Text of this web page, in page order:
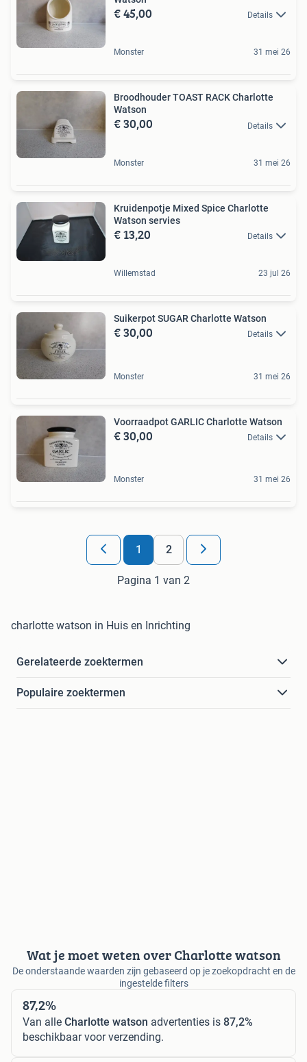
€ 45,00 Details
Monster 31 mei 26
Broodhouder TOAST RACK Charlotte
Watson
€ 30,00 Details
Monster 31 mei 26
Kruidenpotje Mixed Spice Charlotte
Watson servies
€ 13,20 Details
Willemstad 23 jul 26
Suikerpot SUGAR Charlotte Watson
€ 30,00 Details
Monster 31 mei 26
Voorraadpot GARLIC Charlotte Watson
€ 30,00 Details
Monster 31 mei 26
1 2
Pagina 1 van 2
charlotte watson in Huis en Inrichting
Gerelateerde zoektermen
Populaire zoektermen
Wat je moet weten over Charlotte watson
De onderstaande waarden zijn gebaseerd op je zoekopdracht en de
ingestelde filters
87,2%
Van alle Charlotte watson advertenties is 87,2%
beschikbaar voor verzending.